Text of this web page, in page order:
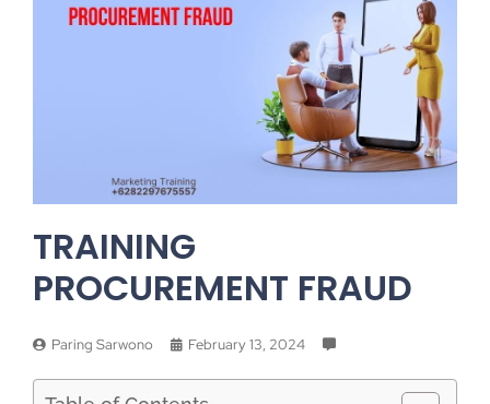
TRAINING
PROCUREMENT FRAUD
Paring Sarwono February 13, 2024